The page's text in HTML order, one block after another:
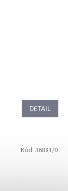
DETAIL
Kód: 36881/D